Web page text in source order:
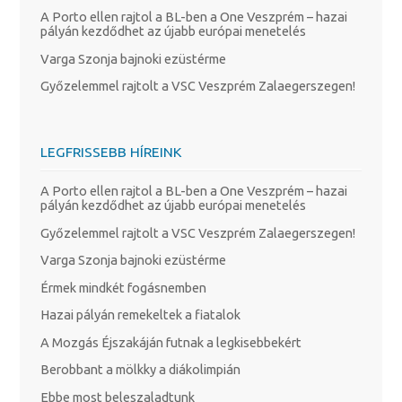
A Porto ellen rajtol a BL-ben a One Veszprém – hazai
pályán kezdődhet az újabb európai menetelés
Varga Szonja bajnoki ezüstérme
Győzelemmel rajtolt a VSC Veszprém Zalaegerszegen!
LEGFRISSEBB HÍREINK
A Porto ellen rajtol a BL-ben a One Veszprém – hazai
pályán kezdődhet az újabb európai menetelés
Győzelemmel rajtolt a VSC Veszprém Zalaegerszegen!
Varga Szonja bajnoki ezüstérme
Érmek mindkét fogásnemben
Hazai pályán remekeltek a fiatalok
A Mozgás Éjszakáján futnak a legkisebbekért
Berobbant a mölkky a diákolimpián
Ebbe most beleszaladtunk